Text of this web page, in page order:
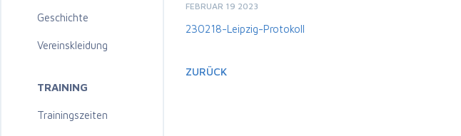
Geschichte
Vereinskleidung
TRAINING
Trainingszeiten
FEBRUAR 19 2023
230218-Leipzig-Protokoll
ZURÜCK